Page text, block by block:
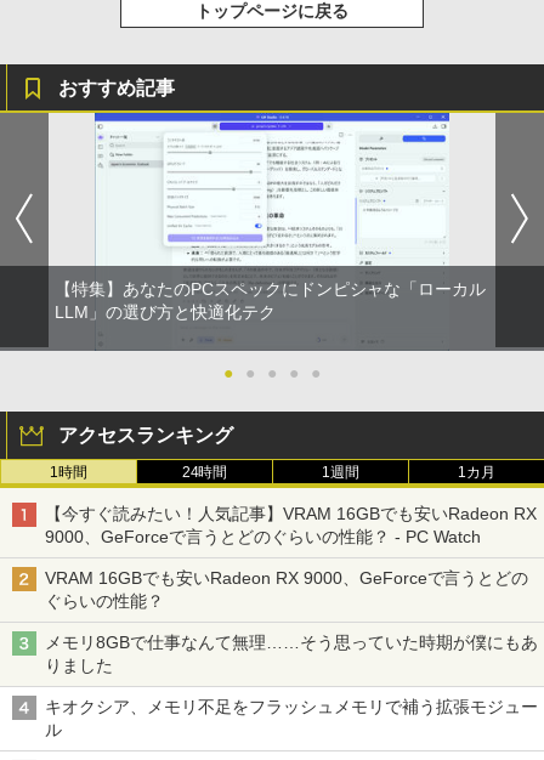
トップページに戻る
おすすめ記事
【特集】あなたのPCスペックにドンピシャな「ローカル
LLM」の選び方と快適化テク
● ● ● ● ●
アクセスランキング
1時間 24時間 1週間 1カ月
【今すぐ読みたい！人気記事】VRAM 16GBでも安いRadeon RX
9000、GeForceで言うとどのぐらいの性能？ - PC Watch
VRAM 16GBでも安いRadeon RX 9000、GeForceで言うとどの
ぐらいの性能？
メモリ8GBで仕事なんて無理……そう思っていた時期が僕にもあ
りました
キオクシア、メモリ不足をフラッシュメモリで補う拡張モジュー
ル